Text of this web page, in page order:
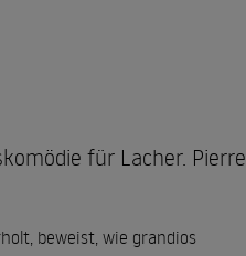
für Lacher. Pierre
beweist, wie grandios